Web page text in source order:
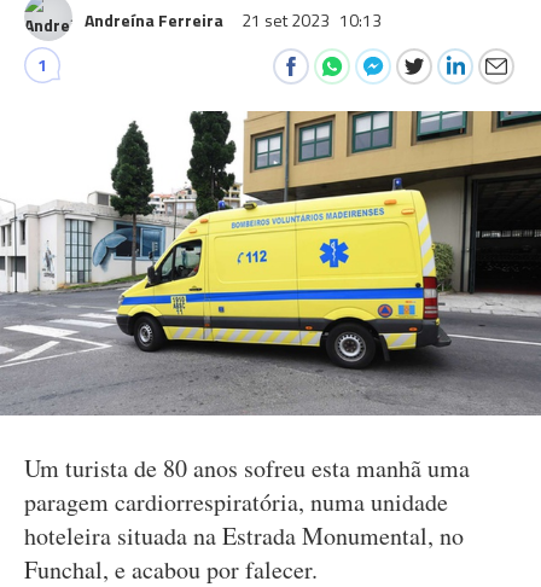
Andreína Ferreira 21 set 2023 10:13
1
Um turista de 80 anos sofreu esta manhã uma
paragem cardiorrespiratória, numa unidade
hoteleira situada na Estrada Monumental, no
Funchal, e acabou por falecer.